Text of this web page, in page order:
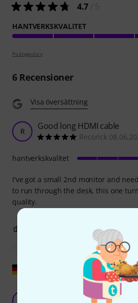
4.7
HANTVERKSKVALITET
Poängpolicy
6Recensioner
Visa översättning
R Good long HDMI cable
Recorick
I've got a small 2nd monitor and
to run through the desk, this one
quality.
hantverkskvalitet
ANMÄL RECENSION